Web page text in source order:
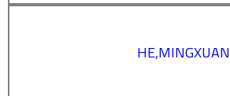
HE,MINGXUAN